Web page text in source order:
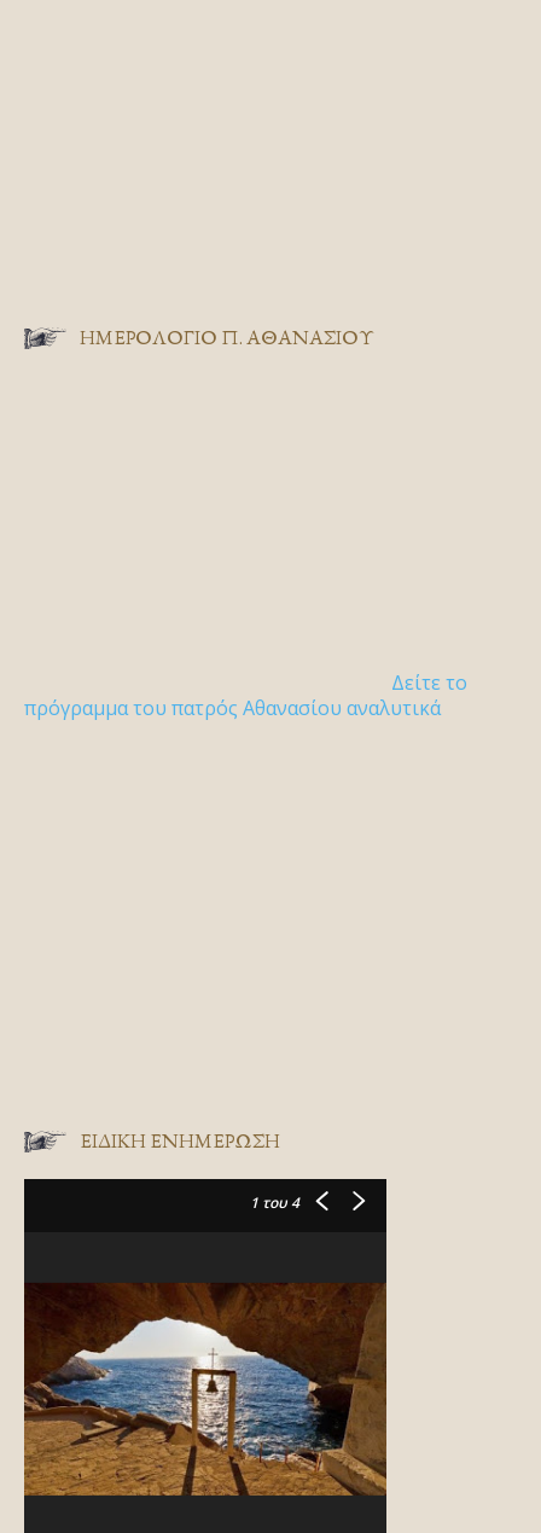
ΗΜΕΡΟΛΟΓΙΟ Π. ΑΘΑΝΑΣΙΟΥ
Δείτε το
πρόγραμμα του πατρός Αθανασίου αναλυτικά
ΕΙΔΙΚΉ ΕΝΗΜΈΡΩΣΗ
1 του 4